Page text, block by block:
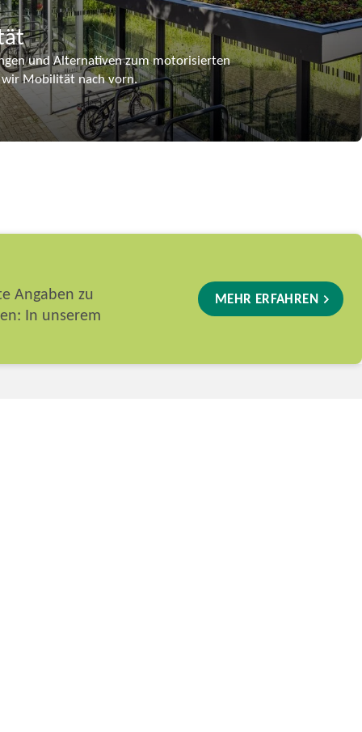
und Alternativen zum motorisierten
Mobilität nach vorn.
Angaben zu
In unserem
MEHR ERFAHREN